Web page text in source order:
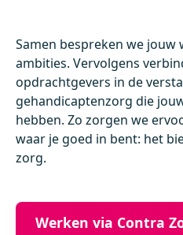
Samen bespreken we jouw
ambities. Vervolgens
opdrachtgevers in de
gehandicaptenzorg die
hebben. Zo zorgen we
waar je goed in bent: het
zorg.
Werken via Contra